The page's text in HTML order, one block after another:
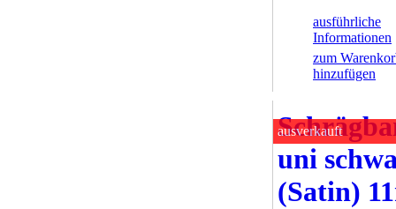
ausführliche
Informationen
zum
hinzufügen
ausverkauft
uni
(Satin)